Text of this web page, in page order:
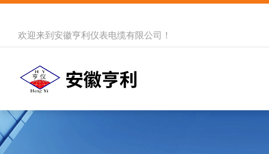
欢迎来到 安徽亨利仪表电缆有限公司 ！